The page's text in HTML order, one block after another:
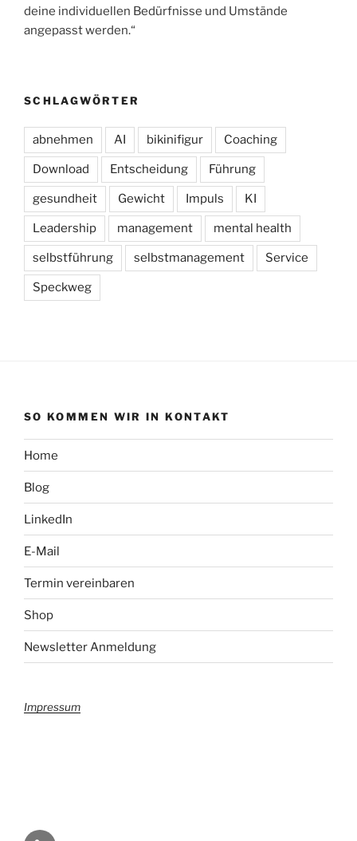
deine individuellen Bedürfnisse und Umstände
angepasst werden.“
SCHLAGWÖRTER
abnehmen AI bikinifigur Coaching
Download Entscheidung Führung
gesundheit Gewicht Impuls KI
Leadership management mental health
selbstführung selbstmanagement Service
Speckweg
SO KOMMEN WIR IN KONTAKT
Home
Blog
LinkedIn
E-Mail
Termin vereinbaren
Shop
Newsletter Anmeldung
Impressum